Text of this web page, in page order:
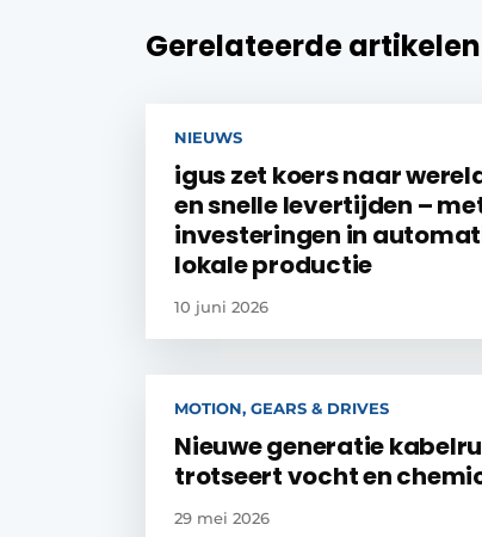
Gerelateerde artikelen
NIEUWS
igus zet koers naar
en snelle levertijden –
investeringen in
lokale productie
10 juni 2026
MOTION, GEARS & DRIVES
Nieuwe generatie
trotseert vocht en
29 mei 2026